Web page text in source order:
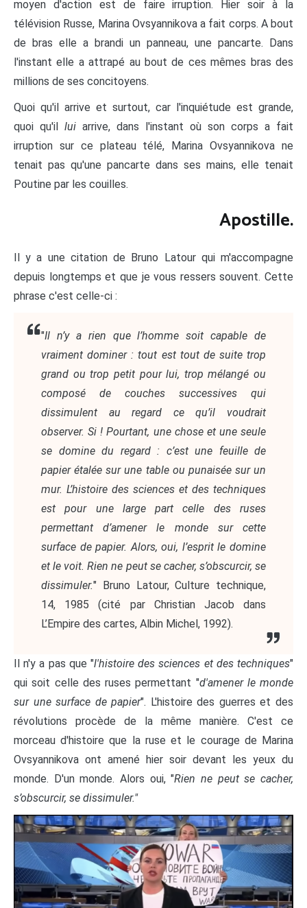
moyen d'action est de faire irruption. Hier soir à la
télévision Russe, Marina Ovsyannikova a fait corps. A bout
de bras elle a brandi un panneau, une pancarte. Dans
l'instant elle a attrapé au bout de ces mêmes bras des
millions de ses concitoyens.
Quoi qu'il arrive et surtout, car l'inquiétude est grande,
quoi qu'il lui arrive, dans l'instant où son corps a fait
irruption sur ce plateau télé, Marina Ovsyannikova ne
tenait pas qu'une pancarte dans ses mains, elle tenait
Poutine par les couilles.
Apostille.
Il y a une citation de Bruno Latour qui m'accompagne
depuis longtemps et que je vous ressers souvent. Cette
phrase c'est celle-ci :
"Il n’y a rien que l’homme soit capable de
vraiment dominer : tout est tout de suite trop
grand ou trop petit pour lui, trop mélangé ou
composé de couches successives qui
dissimulent au regard ce qu’il voudrait
observer. Si ! Pourtant, une chose et une seule
se domine du regard : c’est une feuille de
papier étalée sur une table ou punaisée sur un
mur. L’histoire des sciences et des techniques
est pour une large part celle des ruses
permettant d’amener le monde sur cette
surface de papier. Alors, oui, l’esprit le domine
et le voit. Rien ne peut se cacher, s’obscurcir, se
dissimuler." Bruno Latour, Culture technique,
14, 1985 (cité par Christian Jacob dans
L’Empire des cartes, Albin Michel, 1992).
Il n'y a pas que "l'histoire des sciences et des techniques"
qui soit celle des ruses permettant "d'amener le monde
sur une surface de papier". L'histoire des guerres et des
révolutions procède de la même manière. C'est ce
morceau d'histoire que la ruse et le courage de Marina
Ovsyannikova ont amené hier soir devant les yeux du
monde. D'un monde. Alors oui, "Rien ne peut se cacher,
s’obscurcir, se dissimuler."